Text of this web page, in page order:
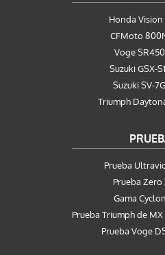
Honda Vision
CFMoto
Voge
Suzuki GSX-
Suzuki SV-
Triumph
Prueba
Prueba Zero
Gama
Prueba Triumph de
Prueba Voge